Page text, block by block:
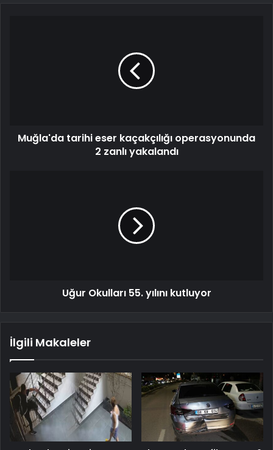
Muğla'da tarihi eser kaçakçılığı operasyonunda
2 zanlı yakalandı
Uğur Okulları 55. yılını kutluyor
İlgili Makaleler